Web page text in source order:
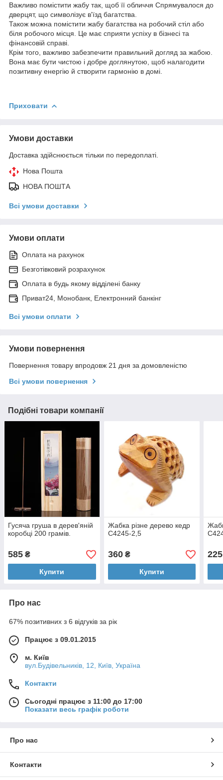
Важливо помістити жабу так, щоб її обличчя Спрямувалося до
дверцят, що символізує в'їзд багатства.
Також можна помістити жабу багатства на робочий стіл або
біля робочого місця. Це має сприяти успіху в бізнесі та
фінансовій справі.
Крім того, важливо забезпечити правильний догляд за жабою.
Вона має бути чистою і добре доглянутою, щоб налагодити
позитивну енергію й створити гармонію в домі.
Приховати
Умови доставки
Доставка здійснюється тільки по передоплаті.
Нова Пошта
НОВА ПОШТА
Всі умови доставки
Умови оплати
Оплата на рахунок
Безготівковий розрахунок
Оплата в будь якому відділені банку
Приват24, Монобанк, Електронний банкінг
Всі умови оплати
Умови повернення
Повернення товару впродовж 21 дня за домовленістю
Всі умови повернення
Подібні товари компанії
Гусяча груша в дерев'яній
коробці 200 грамів.
585 ₴
Купити
Жабка різне дерево кедр
С4245-2,5
360₴
Купити
225
Про нас
67% позитивних з 6 відгуків за рік
Працює з 09.01.2015
м. Київ
вул.Будівельників, 12, Київ, Україна
Контакти
Сьогодні працює з 11:00 до 17:00
Показати весь графік роботи
Про нас
Контакти